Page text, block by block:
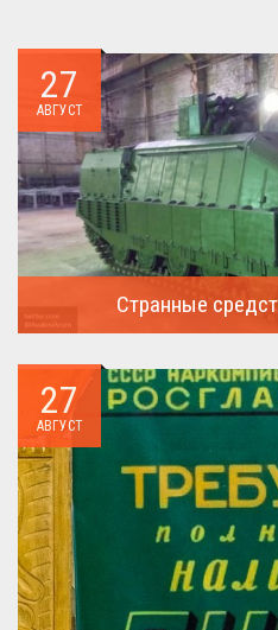
27
АВГУСТ
Странные
27
АВГУСТ